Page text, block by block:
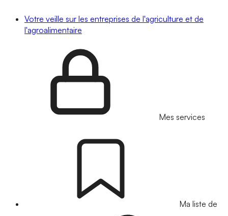
Votre veille sur les entreprises de l'agriculture et de
l'agroalimentaire
Mes services
Ma liste de